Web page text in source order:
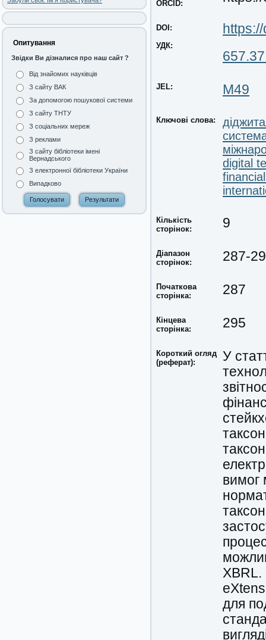
Опитування
Звідки Ви дізналися про наш сайт ?
Від знайомих науківців
З сайту ВАК
За допомогою пошукової системи
З сайту ТНТУ
З соціальних мереж
З реклами
З сайту бібліотеки імені
Вернадського
З електронної бібліотеки України
Випадково
ORCID:
DOI:
УДК:
JEL: M49
Ключові слова:
digital
Кількість
сторінок:
9
Діапазон
сторінок:
287-
Початкова
сторінка:
287
Кінцева
сторінка:
295
Короткий огляд
(реферат):
У
вимог
XBRL.
для